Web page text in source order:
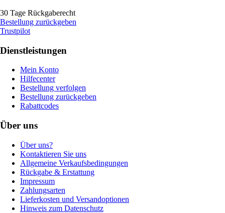
30 Tage Rückgaberecht
Bestellung zurückgeben
Trustpilot
Dienstleistungen
Mein Konto
Hilfecenter
Bestellung verfolgen
Bestellung zurückgeben
Rabattcodes
Über uns
Über uns?
Kontaktieren Sie uns
Allgemeine Verkaufsbedingungen
Rückgabe & Erstattung
Impressum
Zahlungsarten
Lieferkosten und Versandoptionen
Hinweis zum Datenschutz